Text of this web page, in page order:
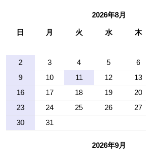
2026年8月
日 月 火 水 木
2
3 4 5 6
9
10 11 12 13
16
17 18 19 20
23
24 25 26 27
30
31
2026年9月